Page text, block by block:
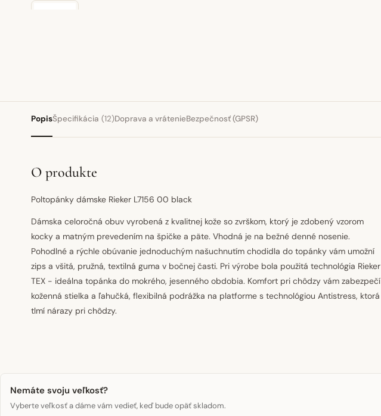
PopisŠpecifikácia (12)Doprava a vrátenieBezpečnosť (GPSR)
O produkte
Poltopánky dámske Rieker L7156 00 black
Dámska celoročná obuv vyrobená z kvalitnej kože so zvrškom, ktorý je zdobený vzorom
kocky a matným prevedením na špičke a päte. Vhodná je na bežné denné nosenie.
Pohodlné a rýchle obúvanie jednoduchým našuchnutím chodidla do topánky vám umožní
zips a všitá, pružná, textilná guma v bočnej časti. Pri výrobe bola použitá technológia Rieker
TEX - ideálna topánka do mokrého, jesenného obdobia. Komfort pri chôdzy vám zabezpečí
koženná stielka a ľahučká, flexibilná podrážka na platforme s technológiou Antistress, ktorá
tlmí nárazy pri chôdzy.
Nemáte svoju veľkosť?
Vyberte veľkosť a dáme vám vedieť, keď bude opäť skladom.